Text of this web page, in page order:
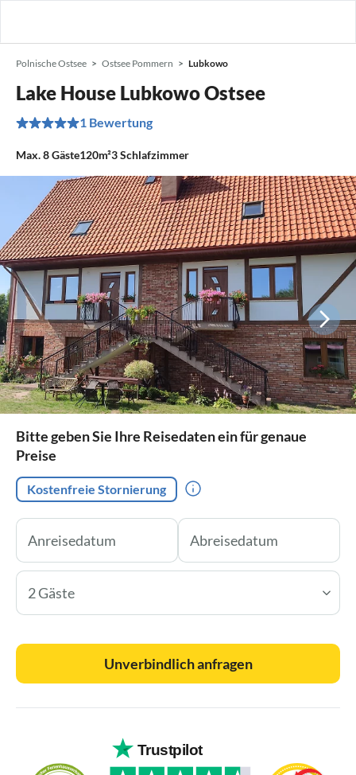
Polnische Ostsee Ostsee Pommern Lubkowo
Lake House Lubkowo Ostsee
1 Bewertung
Max.8Gäste120m²3Schlafzimmer
Bitte geben Sie Ihre Reisedaten ein für genaue
Preise
Kostenfreie Stornierung
2 Gäste
Unverbindlich anfragen